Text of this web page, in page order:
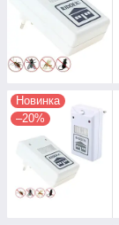
Новинка
–20%